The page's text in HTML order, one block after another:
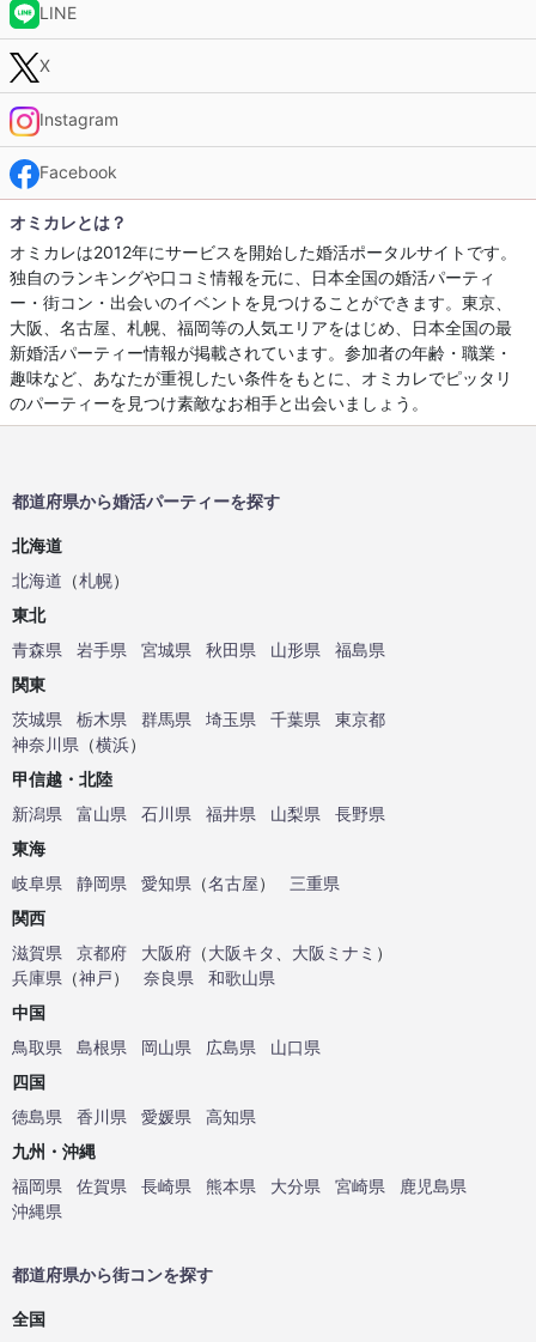
LINE
X
Instagram
Facebook
オミカレとは？
オミカレは2012年にサービスを開始した婚活ポータルサイトです。
独自のランキングや口コミ情報を元に、日本全国の婚活パーティ
ー・街コン・出会いのイベントを見つけることができます。東京、
大阪、名古屋、札幌、福岡等の人気エリアをはじめ、日本全国の最
新婚活パーティー情報が掲載されています。参加者の年齢・職業・
趣味など、あなたが重視したい条件をもとに、オミカレでピッタリ
のパーティーを見つけ素敵なお相手と出会いましょう。
都道府県から婚活パーティーを探す
北海道
北海道 （札幌）
東北
青森県
岩手県 宮城県 秋田県 山形県
福島県
関東
茨城県
栃木県 群馬県 埼玉県 千葉県
東京都
神奈川県 （横浜）
甲信越・北陸
新潟県
富山県 石川県 福井県 山梨県
長野県
東海
岐阜県
静岡県 愛知県 （名古屋）
三重県
関西
滋賀県
京都府 大阪府 （大阪キタ 大阪ミナミ ）
兵庫県 （神戸） 奈良県
和歌山県
中国
鳥取県
島根県 岡山県 広島県
山口県
四国
徳島県
香川県 愛媛県
高知県
九州・沖縄
福岡県
佐賀県 長崎県 熊本県 大分県 宮崎県
鹿児島県
沖縄県
都道府県から街コンを探す
全国